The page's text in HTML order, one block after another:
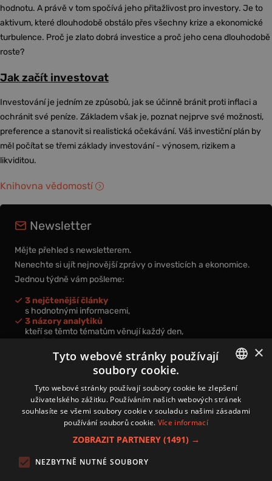
hodnotu. A právě v tom spočívá jeho přitažlivost pro investory. Je to
aktivum, které dlouhodobě obstálo přes všechny krize a ekonomické
turbulence. Proč je zlato dobrá investice a proč jeho cena dlouhodobě
roste?
Jak začít investovat
Investování je jedním ze způsobů, jak se účinně bránit proti inflaci a
ochránit své peníze. Základem však je, poznat nejprve své možnosti,
preference a stanovit si realistická očekávání. Váš investiční plán by
měl počítat se třemi základy investování - výnosem, rizikem a
likviditou.
Knihovna vědomostí
Newsletter
Mějte přehled s newsletterem.
Nenechte si ujít nejnovější zprávy o investicích a ekonomice.
Jednou týdně vám pošleme:
3 nejčtenější články
s hodnotnými informacemi,
3 názory analytiků
kteří se těmto tématům věnují každý den,
nová videa a podcasty
k prohloubení vašich znalostí.
Přihlášením k newsletteru vyjadřujete svůj souhlas spodmínkami
zpracování osobních údajů.
Zásady používání souborů cookies
CZECH
×
Tyto webové stránky používají
soubory cookie.
Tyto webové stránky používají soubory cookie ke zlepšení
uživatelského zážitku. Používáním našich webových stránek
souhlasíte se všemi soubory cookie v souladu s našimi zásadami
používání souborů cookie. Více informací
ZOBRAZIT PARTNERY (1491) →
NEZBYTNĚ NUTNÉ SOUBORY